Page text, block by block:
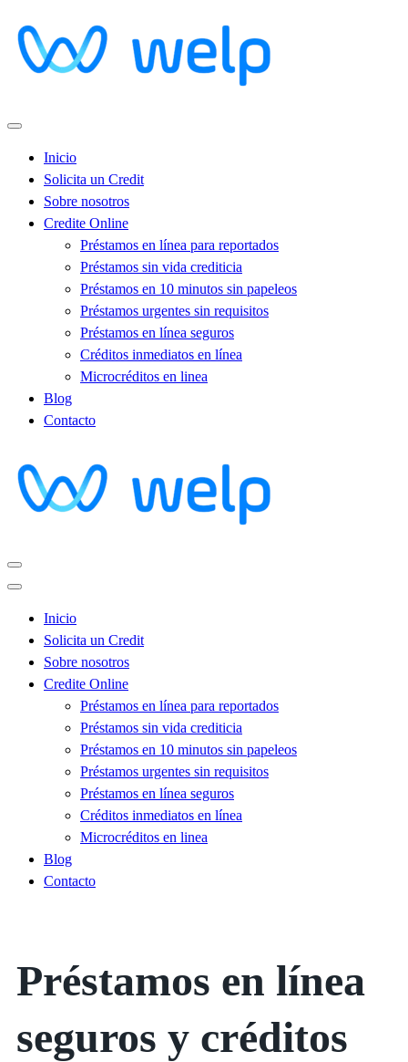
Inicio
Solicita un Credit
Sobre nosotros
Credite Online
Préstamos en línea para reportados
Préstamos sin vida crediticia
Préstamos en 10 minutos sin papeleos
Préstamos urgentes sin requisitos
Préstamos en línea seguros
Créditos inmediatos en línea
Microcréditos en linea
Blog
Contacto
Inicio
Solicita un Credit
Sobre nosotros
Credite Online
Préstamos en línea para reportados
Préstamos sin vida crediticia
Préstamos en 10 minutos sin papeleos
Préstamos urgentes sin requisitos
Préstamos en línea seguros
Créditos inmediatos en línea
Microcréditos en linea
Blog
Contacto
Préstamos en línea
seguros y créditos